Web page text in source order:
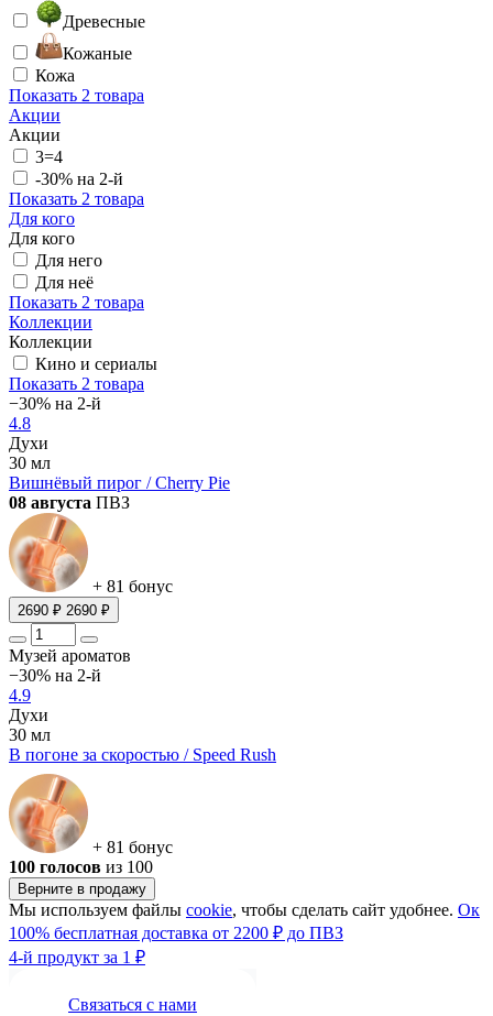
Древесные
Кожаные
Кожа
Показать 2 товара
Акции
Акции
3=4
-30% на 2-й
Показать 2 товара
Для кого
Для кого
Для него
Для неё
Показать 2 товара
Коллекции
Коллекции
Кино и сериалы
Показать 2 товара
−30% на 2-й
4.8
Духи
30 мл
Вишнёвый пирог / Cherry Pie
08 августа ПВЗ
+ 81 бонус
2690 ₽ 2690 ₽
Музей ароматов
−30% на 2-й
4.9
Духи
30 мл
В погоне за скоростью / Speed Rush
+ 81 бонус
100 голосов из 100
Верните в продажу
Мы используем файлы cookie, чтобы сделать сайт удобнее. Ок
100% бесплатная доставка от 2200 ₽ до ПВЗ
4-й продукт за 1 ₽
Связаться с нами